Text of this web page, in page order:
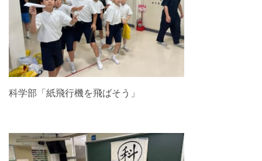
科学部「紙飛行機を飛ばそう」